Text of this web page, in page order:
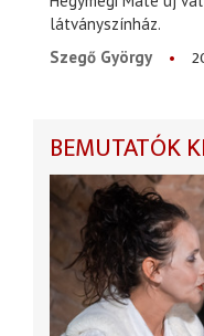
látványszínház.
Szegő György
BEMUTATÓK